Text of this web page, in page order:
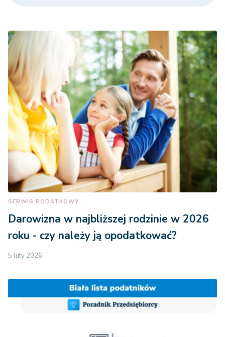
SERWIS PODATKOWY
Darowizna w najbliższej rodzinie w 2026
roku - czy należy ją opodatkować?
5 luty 2026